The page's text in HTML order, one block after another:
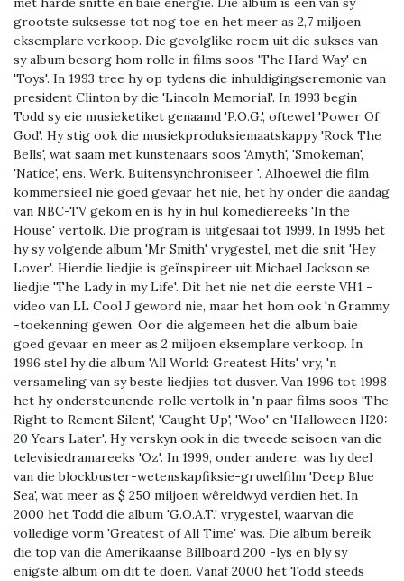
grootste suksesse tot nog toe en het meer as 2,7 miljoen
eksemplare verkoop. Die gevolglike roem uit die sukses van
sy album besorg hom rolle in films soos 'The Hard Way' en
'Toys'. In 1993 tree hy op tydens die inhuldigingseremonie van
president Clinton by die 'Lincoln Memorial'. In 1993 begin
Todd sy eie musieketiket genaamd 'P.O.G.', oftewel 'Power Of
God'. Hy stig ook die musiekproduksiemaatskappy 'Rock The
Bells', wat saam met kunstenaars soos 'Amyth', 'Smokeman',
'Natice', ens. Werk. Buitensynchroniseer '. Alhoewel die film
kommersieel nie goed gevaar het nie, het hy onder die aandag
van NBC-TV gekom en is hy in hul komediereeks 'In the
House' vertolk. Die program is uitgesaai tot 1999. In 1995 het
hy sy volgende album 'Mr Smith' vrygestel, met die snit 'Hey
Lover'. Hierdie liedjie is geïnspireer uit Michael Jackson se
liedjie 'The Lady in my Life'. Dit het nie net die eerste VH1 -
video van LL Cool J geword nie, maar het hom ook 'n Grammy
-toekenning gewen. Oor die algemeen het die album baie
goed gevaar en meer as 2 miljoen eksemplare verkoop. In
1996 stel hy die album 'All World: Greatest Hits' vry, 'n
versameling van sy beste liedjies tot dusver. Van 1996 tot 1998
het hy ondersteunende rolle vertolk in 'n paar films soos 'The
Right to Rement Silent', 'Caught Up', 'Woo' en 'Halloween H20:
20 Years Later'. Hy verskyn ook in die tweede seisoen van die
televisiedramareeks 'Oz'. In 1999, onder andere, was hy deel
van die blockbuster-wetenskapfiksie-gruwelfilm 'Deep Blue
Sea', wat meer as $ 250 miljoen wêreldwyd verdien het. In
2000 het Todd die album 'G.O.A.T.' vrygestel, waarvan die
volledige vorm 'Greatest of All Time' was. Die album bereik
die top van die Amerikaanse Billboard 200 -lys en bly sy
enigste album om dit te doen. Vanaf 2000 het Todd steeds